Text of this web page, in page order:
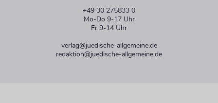
+49 30 275833 0
Mo-Do 9-17 Uhr
Fr 9-14 Uhr
verlag@juedische-allgemeine.de
redaktion@juedische-allgemeine.de